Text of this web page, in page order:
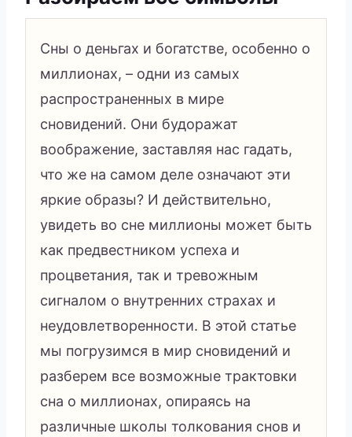
Сны о деньгах и богатстве, особенно о
миллионах, – одни из самых
распространенных в мире
сновидений. Они будоражат
воображение, заставляя нас гадать,
что же на самом деле означают эти
яркие образы? И действительно,
увидеть во сне миллионы может быть
как предвестником успеха и
процветания, так и тревожным
сигналом о внутренних страхах и
неудовлетворенности. В этой статье
мы погрузимся в мир сновидений и
разберем все возможные трактовки
сна о миллионах, опираясь на
различные школы толкования снов и